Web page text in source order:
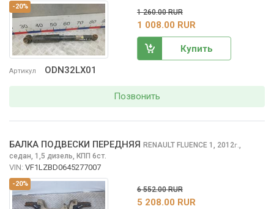
-20%
Артикул ODN32LX01
1 260.00 RUR
1 008.00 RUR
Купить
Позвонить
-20%
БАЛКА ПОДВЕСКИ ПЕРЕДНЯЯ RENAULT FLUENCE 1, 2012г.,
седан, 1,5 дизель, КПП 6ст.
VIN: VF1LZBD0645277007
6 552.00 RUR
5 208.00 RUR